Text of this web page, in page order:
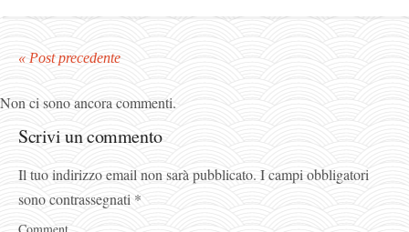
« Post precedente
Non ci sono ancora commenti.
Scrivi un commento
Il tuo indirizzo email non sarà pubblicato. I campi obbligatori
sono contrassegnati *